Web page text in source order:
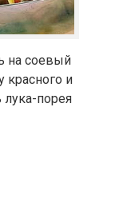
на соевый
красного и
лука-порея